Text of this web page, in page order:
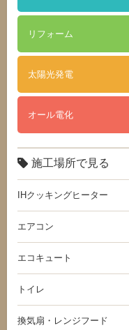
リフォーム
太陽光発電
オール電化
施工場所で見る
IHクッキングヒーター
エアコン
エコキュート
トイレ
換気扇・レンジフード